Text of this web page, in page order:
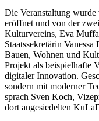
Die Veranstaltung
eröffnet und von der
Kulturvereins, Eva
Staatssekretärin
Bauen, Wohnen und
Projekt als beispielhafte
digitaler Innovation.
sondern mit moderner
sprach Sven Koch,
dort angesiedelten